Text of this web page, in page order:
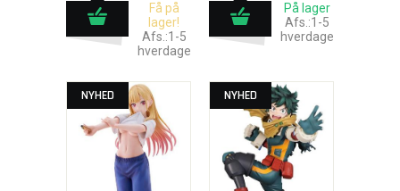
Få på
lager!
Afs.:1-5
hverdage
På lager
Afs.:1-5
hverdage
NYHED NYHED